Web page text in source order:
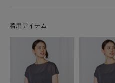
着用アイテム